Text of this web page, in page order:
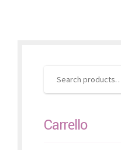
Carrello